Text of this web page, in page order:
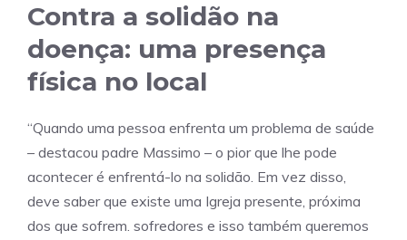
Contra a solidão na
doença: uma presença
física no local
“Quando uma pessoa enfrenta um problema de saúde
– destacou padre Massimo – o pior que lhe pode
acontecer é enfrentá-lo na solidão. Em vez disso,
deve saber que existe uma Igreja presente, próxima
dos que sofrem. sofredores e isso também queremos